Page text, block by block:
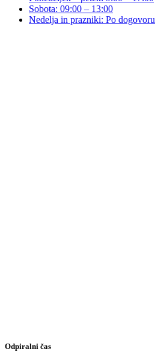
Sobota: 09:00 – 13:00
Nedelja in prazniki: Po dogovoru
Odpiralni čas